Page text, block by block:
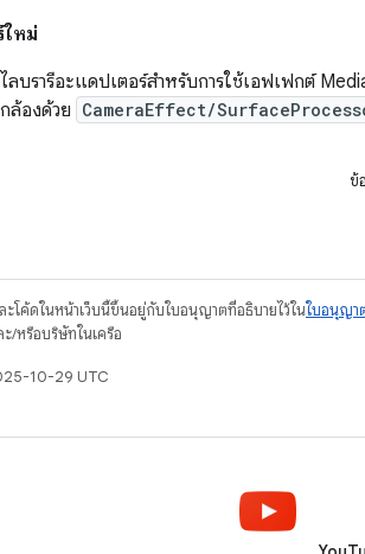
ใหม่
ไลบรารีอะแดปเตอร์สำหรับการใช้เอฟเฟกต์
กล้องด้วย CameraEffect/
ข้
ะโค้ดในหน้าเว็บนี้ขึ้นอยู่กับใบอนุญาตที่อธิบายไว้ในใบอนุญา
/หรือบริษัทในเครือ
10-29 UTC